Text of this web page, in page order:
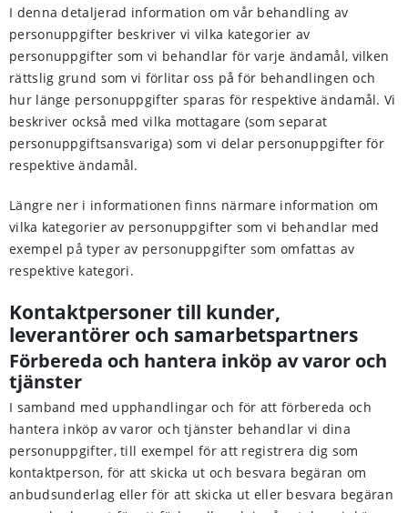
I denna detaljerad information om vår behandling av
personuppgifter beskriver vi vilka kategorier av
personuppgifter som vi behandlar för varje ändamål, vilken
rättslig grund som vi förlitar oss på för behandlingen och
hur länge personuppgifter sparas för respektive ändamål. Vi
beskriver också med vilka mottagare (som separat
personuppgiftsansvariga) som vi delar personuppgifter för
respektive ändamål.
Längre ner i informationen finns närmare information om
vilka kategorier av personuppgifter som vi behandlar med
exempel på typer av personuppgifter som omfattas av
respektive kategori.
Kontaktpersoner till kunder,
leverantörer och samarbetspartners
Förbereda och hantera inköp av varor och
tjänster
I samband med upphandlingar och för att förbereda och
hantera inköp av varor och tjänster behandlar vi dina
personuppgifter, till exempel för att registrera dig som
kontaktperson, för att skicka ut och besvara begäran om
anbudsunderlag eller för att skicka ut eller besvara begäran